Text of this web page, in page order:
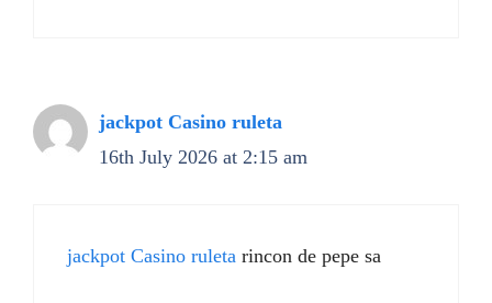
jackpot Casino ruleta
16th July 2026 at 2:15 am
jackpot Casino ruleta rincon de pepe sa